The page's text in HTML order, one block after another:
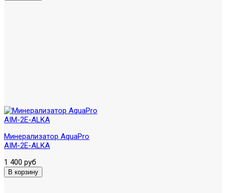
Минерализатор AquaPro
AIM-2E-ALKA
1 400 руб